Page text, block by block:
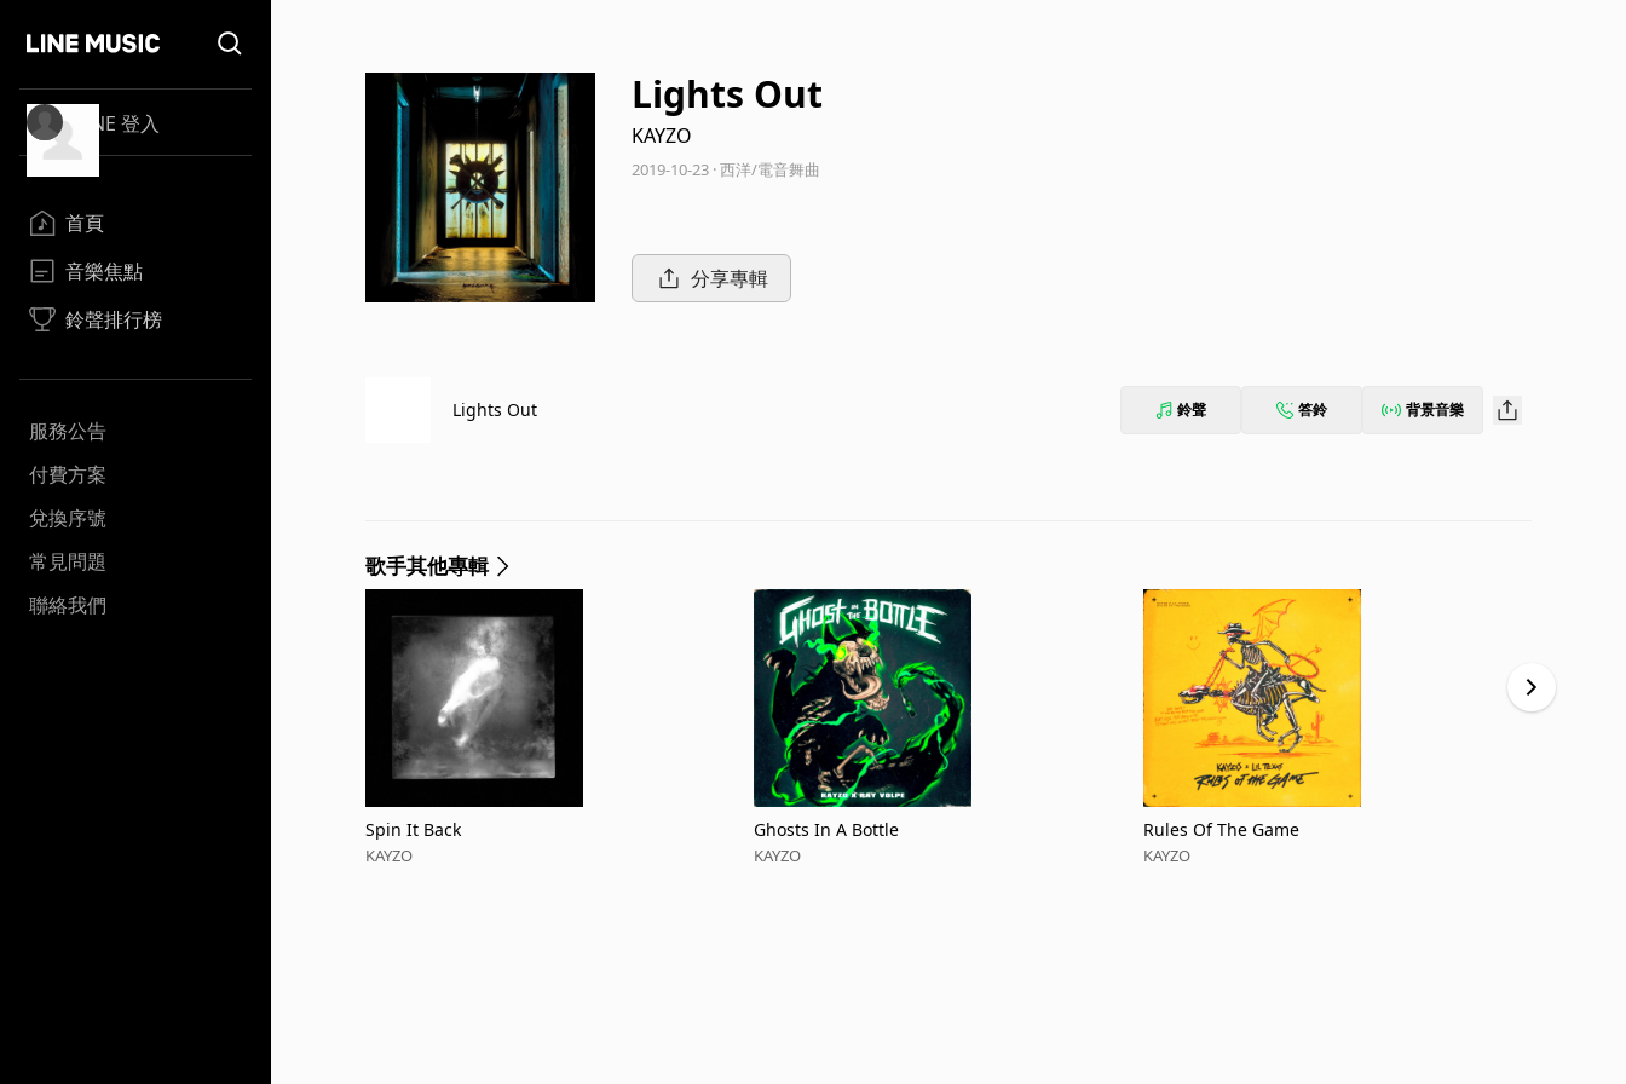
LINE 登入
首頁
音樂焦點
鈴聲排行榜
服務公告
付費方案
兌換序號
常見問題
聯絡我們
Lights Out
KAYZO
2019-10-23 · 西洋/電音舞曲
分享專輯
Lights Out 鈴聲 答鈴 背景音樂
歌手其他專輯
Spin It Back
KAYZO
Ghosts In A Bottle
KAYZO
Rules Of The Game
KAYZO